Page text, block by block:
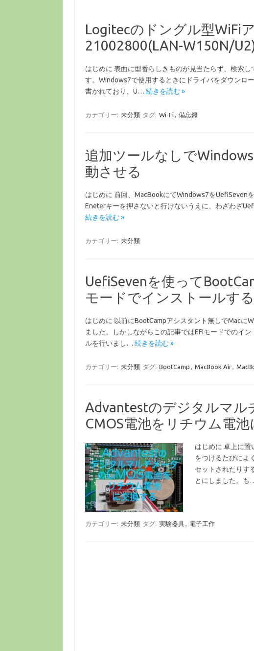
Logitecのドングル型WiFi
21002800(LAN-W150N/
はじめに 表面に型番らしきものが見当たらず、検索
す。Windows7で使用するときにドライバをダウンロ
書かれており、U… 続きを読む »
カテゴリー: 未分類 タグ: Wi-Fi , 備忘録
追加ツールなしで
動させる
はじめに 前回、MacBookにてWindows7をUefiSeven
Eneterキーを押さないと行けないうえに、わざわざ
続きを読む »
カテゴリー: 未分類
UefiSevenを使って
モードでインストールする
はじめに 以前にBootCampアシスタント無しでMacに
ました。しかしながらこの記事ではEFIモードでのイ
ルを行いまし… 続きを読む »
カテゴリー: 未分類 タグ: BootCamp , MacBook Air,
Advantestのデジタルマル
CMOS電池をリチウム電池
はじめに 卓上に
をつけるたびによ
セットされたりす
とにしました。も
カテゴリー: 未分類 タグ: 実験器具, 電子工作